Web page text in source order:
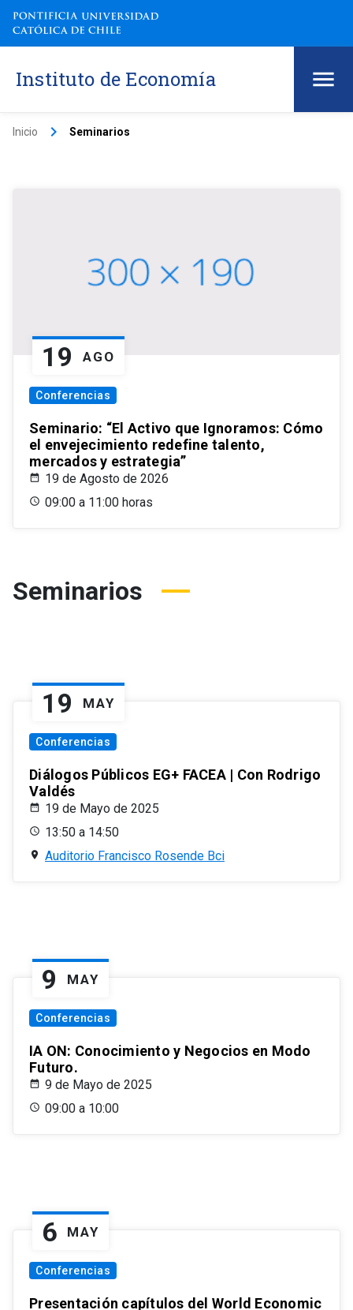
Instituto de Economía
Inicio keyboard_arrow_right Seminarios
19 AGO
Conferencias
Seminario: “El Activo que Ignoramos: Cómo
el envejecimiento redefine talento,
mercados y estrategia”
19 de Agosto de 2026
09:00 a 11:00 horas
Seminarios
19 MAY
Conferencias
Diálogos Públicos EG+ FACEA | Con Rodrigo
Valdés
19 de Mayo de 2025
13:50 a 14:50
Auditorio Francisco Rosende Bci
9 MAY
Conferencias
IA ON: Conocimiento y Negocios en Modo
Futuro.
9 de Mayo de 2025
09:00 a 10:00
6 MAY
Conferencias
Presentación capítulos del World Economic